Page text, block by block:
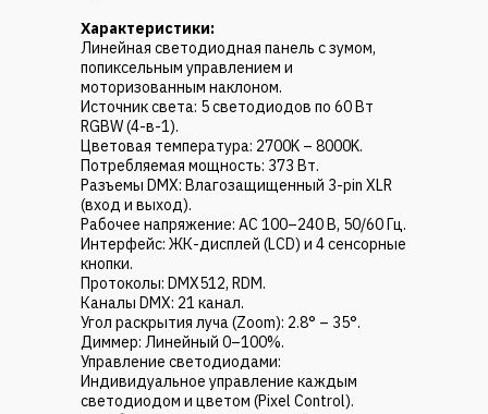
Характеристики:
Линейная светодиодная панель с зумом,
попиксельным управлением и
моторизованным наклоном.
Источник света: 5 светодиодов по 60 Вт
RGBW (4-в-1).
Цветовая температура: 2700K – 8000K.
Потребляемая мощность: 373 Вт.
Разъемы DMX: Влагозащищенный 3-pin XLR
(вход и выход).
Рабочее напряжение: AC 100–240 В, 50/60 Гц.
Интерфейс: ЖК-дисплей (LCD) и 4 сенсорные
кнопки.
Протоколы: DMX512, RDM.
Каналы DMX: 21 канал.
Угол раскрытия луча (Zoom): 2.8° – 35°.
Диммер: Линейный 0–100%.
Управление светодиодами:
Индивидуальное управление каждым
светодиодом и цветом (Pixel Control).